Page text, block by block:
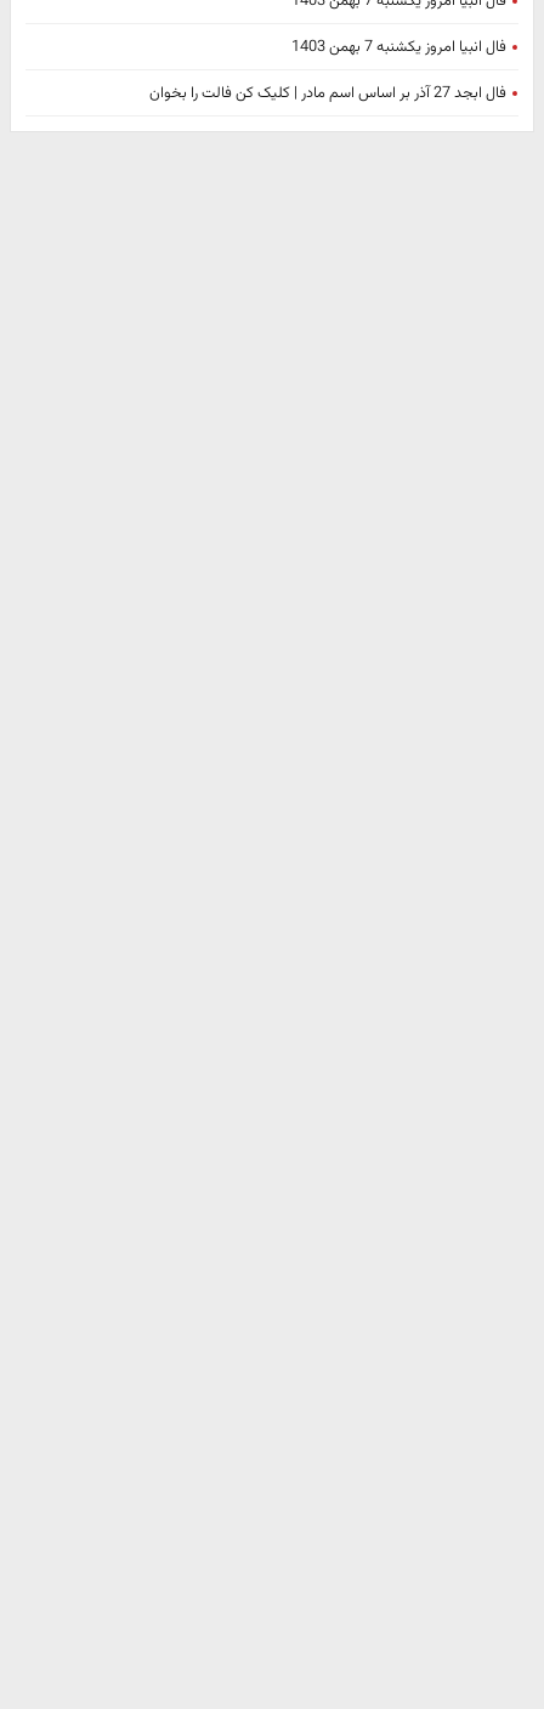
فال انبیا امروز یکشنبه 7 بهمن 1403
فال ابجد 27 آذر بر اساس اسم مادر | کلیک کن فالت را بخوان